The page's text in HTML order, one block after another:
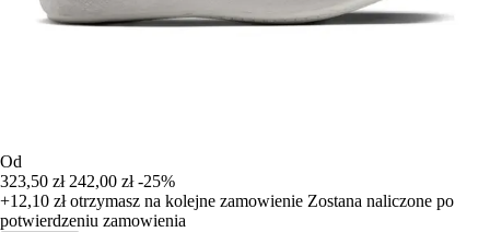
Od
323,50 zł 242,00 zł -25%
+12,10 złotrzymasz na kolejne zamowienie Zostana naliczone po
potwierdzeniu zamowienia